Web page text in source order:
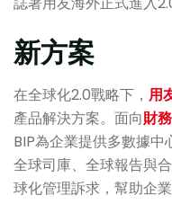
新方案
在全球化2.0戰略下， 用
產品解決方案。面向財
BIP為企業提供多數據中
全球司庫、全球報告與
球化管理訴求，幫助企